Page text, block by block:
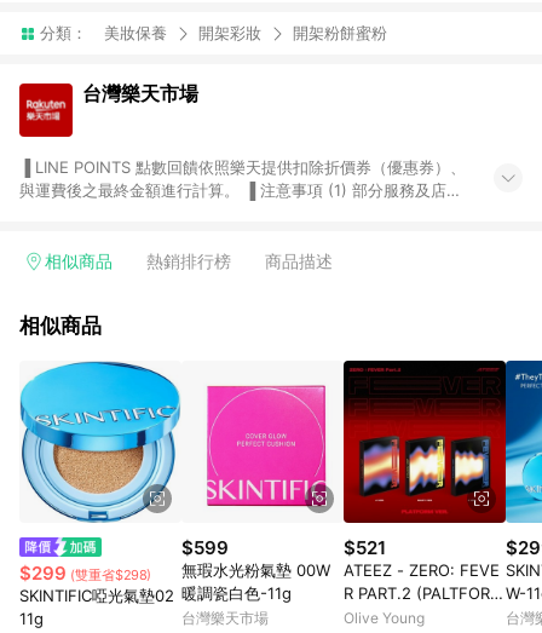
分類： 美妝保養 開架彩妝 開架粉餅蜜粉
台灣樂天市場
與運費後之最終金額進行計算。 ▐ 注意事項 (1) 部分服務及店家
Smart mobile、神腦生活、JS巨盛、樂天KOBO電子書，請詳閱
台灣樂天市場，並在同一瀏覽器於24小時內結帳，才享有 LINE
市場 45 天內完成訂單出貨及結帳，則不符合贈點資格。 (4) 如
使用APP、或中途瀏覽比價網、回饋網、Google等其他網頁、或
由網頁版(電腦版/手機版網頁)切換為App都將會造成追蹤中斷而
無法進行 LINE POINTS 回饋。 (5) LINE 購物為購物資訊整合性
平台，商品資料更新會有時間差，如顯示之商品規格、顏色、價
位、贈品與台灣樂天市場銷售網頁不符，以銷售網頁標示為準。
(6) 導購訂單已逾 365 天，根據台灣樂天回饋規定，逾期訂單將
不符合回饋資格。 (7) 若上述或其他原因，致使消費者無接收到
點數回饋或點數回饋有爭議，台灣樂天市場保有更改條款與法律
追訴之權利，活動詳情以樂天市場網站公告為準。
相似商品 熱銷排行榜 商品描述
相似商品
$299 (雙重省$298)
SKINTIFIC啞光氣墊02
11g
$599
無瑕水光粉氣墊 00W
暖調瓷白色-11g
台灣樂天市場
$521
ATEEZ - ZERO: FEVE
R PART.2 (PALTFORM
VER.)
Olive Young
W-
台灣